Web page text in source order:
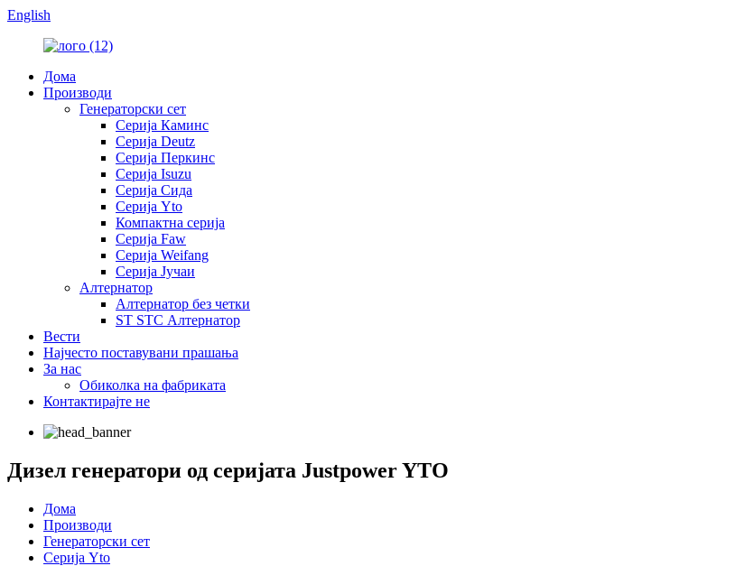
English
Дома
Производи
Генераторски сет
Серија Каминс
Серија Deutz
Серија Перкинс
Серија Isuzu
Серија Сида
Серија Yto
Компактна серија
Серија Faw
Серија Weifang
Серија Јучаи
Алтернатор
Алтернатор без четки
ST STC Алтернатор
Вести
Најчесто поставувани прашања
За нас
Обиколка на фабриката
Контактирајте не
Дизел генератори од серијата Justpower YTO
Дома
Производи
Генераторски сет
Серија Yto